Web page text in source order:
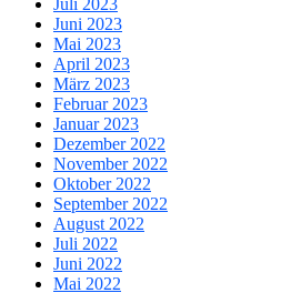
Juli 2023
Juni 2023
Mai 2023
April 2023
März 2023
Februar 2023
Januar 2023
Dezember 2022
November 2022
Oktober 2022
September 2022
August 2022
Juli 2022
Juni 2022
Mai 2022